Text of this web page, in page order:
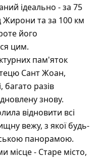
ідеально - за 75
Жирони та за 100 км
його
цим.
пам'яток
Сант Жоан,
багато разів
знову.
відновити всі
вежу, з якої будь-
панорамою.
місце - Старе місто,